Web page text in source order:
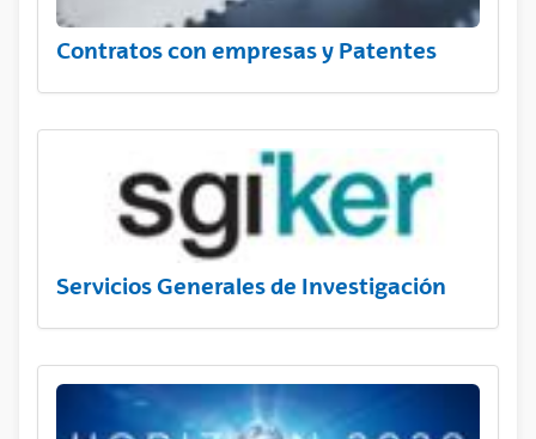
Contratos con empresas y Patentes
Servicios Generales de Investigación